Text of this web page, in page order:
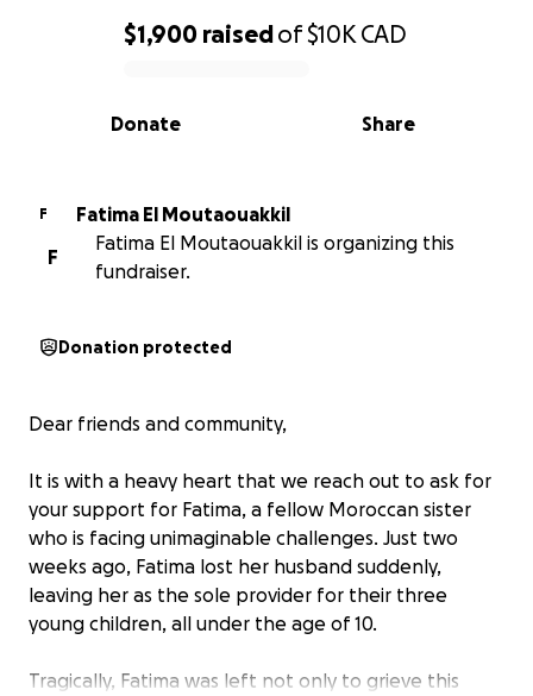
0% complete
$1,900 raisedof$10K CAD
Share
Donate
F
Fatima El Moutaouakkil
F
Fatima El Moutaouakkil is organizing this
fundraiser.
Donation protected
Dear friends and community,
It is with a heavy heart that we reach out to ask for
your support for Fatima, a fellow Moroccan sister
who is facing unimaginable challenges. Just two
weeks ago, Fatima lost her husband suddenly,
leaving her as the sole provider for their three
young children, all under the age of 10.
Tragically, Fatima was left not only to grieve this